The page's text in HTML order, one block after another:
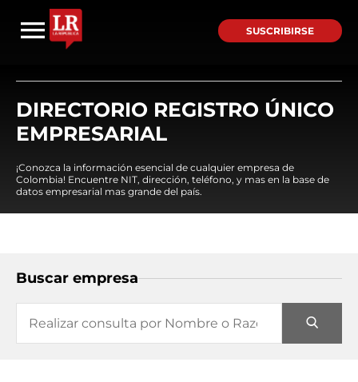
SUSCRIBIRSE
DIRECTORIO REGISTRO ÚNICO
EMPRESARIAL
¡Conozca la información esencial de cualquier empresa de
Colombia! Encuentre NIT, dirección, teléfono, y mas en la base de
datos empresarial mas grande del país.
Buscar empresa